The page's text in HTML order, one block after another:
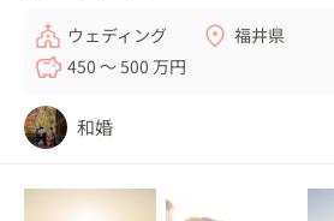
ウェディング
福井県
450 〜 500 万円
和婚